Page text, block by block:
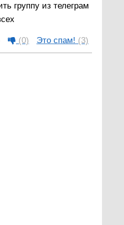
группу из телеграм
(0) Это спам! (3)